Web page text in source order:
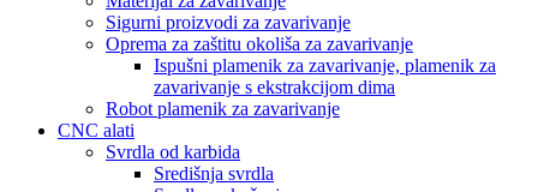
Sigurni proizvodi za zavarivanje
Oprema za zaštitu okoliša za zavarivanje
Ispušni plamenik za zavarivanje, plamenik za
zavarivanje s ekstrakcijom dima
Robot plamenik za zavarivanje
CNC alati
Svrdla od karbida
Središnja svrdla